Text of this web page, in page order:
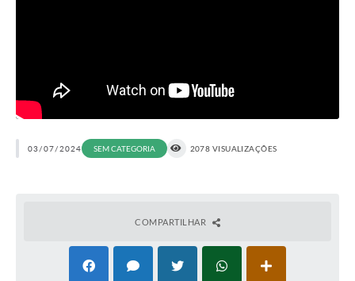
03/07/2024 SEM CATEGORIA 2078 VISUALIZAÇÕES
COMPARTILHAR